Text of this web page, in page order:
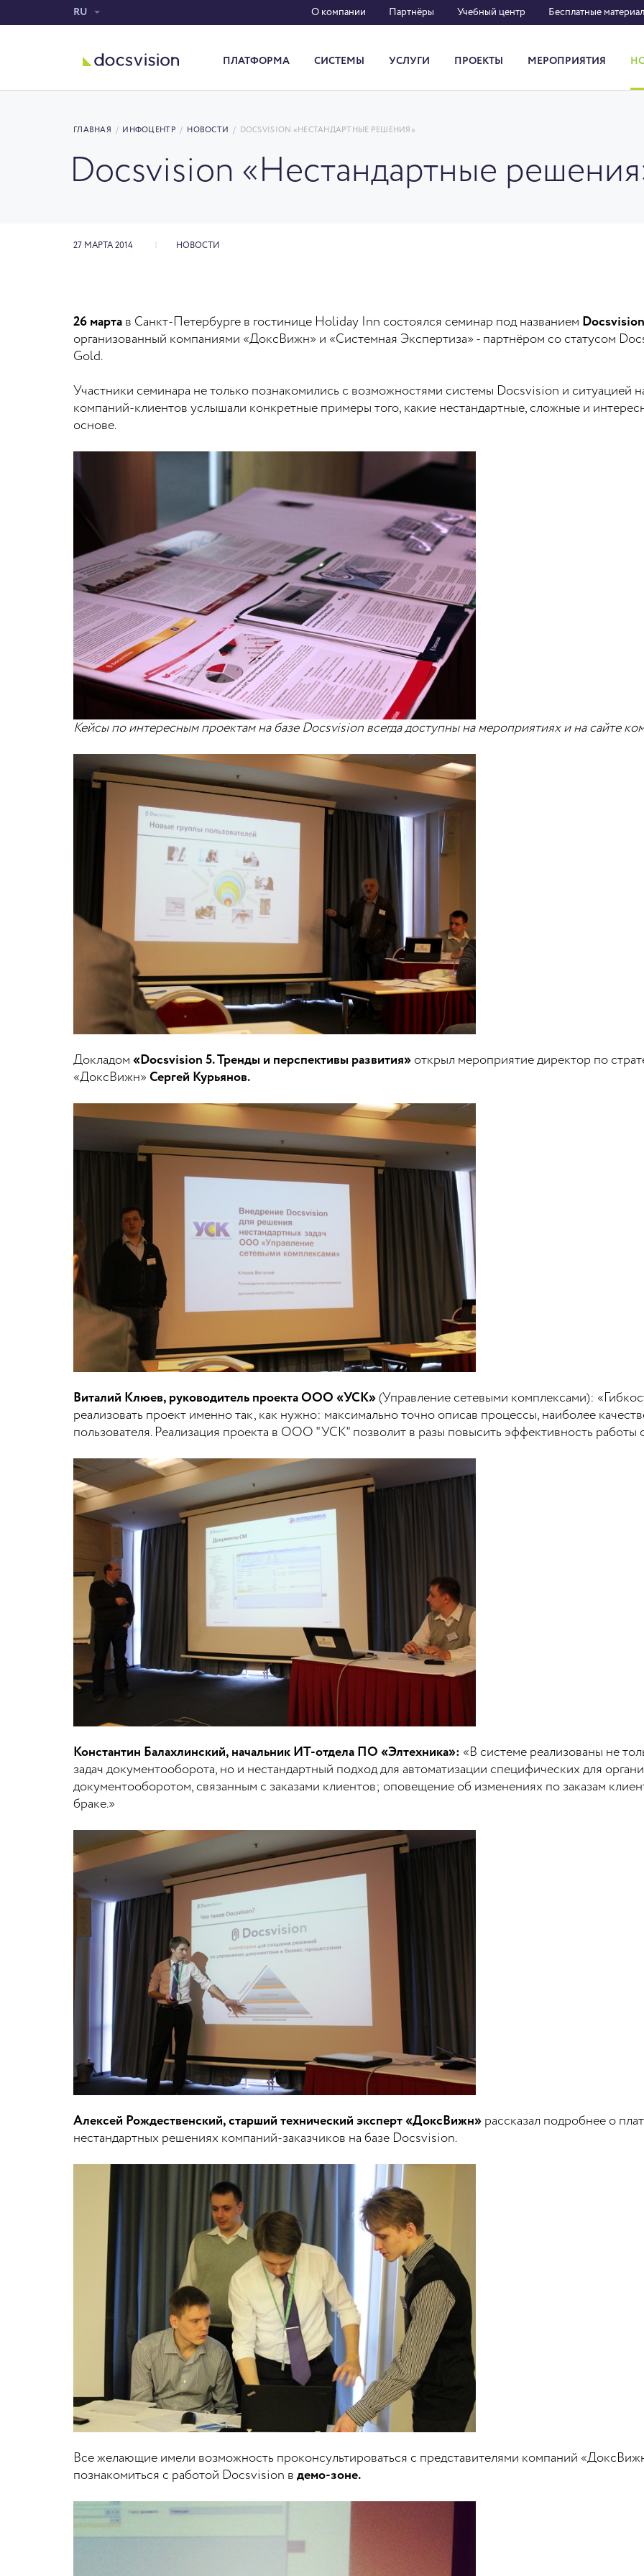
RU О компании Партнёры Учебный центр Бесплатные
ПЛАТФОРМА СИСТЕМЫ УСЛУГИ ПРОЕКТЫ МЕРОПРИЯТИЯ
ГЛАВНАЯ / ИНФОЦЕНТР / НОВОСТИ / DOCSVISION «НЕСТАНДАРТНЫЕ РЕШЕНИЯ»
Docsvision «Нестандартные
27 МАРТА 2014 НОВОСТИ
26 марта в Санкт-Петербурге в гостинице Holiday Inn состоялся семинар под названием
организованный компаниями «ДоксВижн» и «Системная Экспертиза» - партнёром со статусом
Gold.
Участники семинара не только познакомились с возможностями системы Docsvision и ситуацией
компаний-клиентов услышали конкретные примеры того, какие нестандартные, сложные и
основе.
Кейсы по интересным проектам на базе Docsvision всегда доступны на мероприятиях и на сайте
Докладом «Docsvision 5. Тренды и перспективы развития» открыл мероприятие директор по
«ДоксВижн» Сергей Курьянов.
Виталий Клюев, руководитель проекта ООО «УСК» (Управление сетевыми комплексами):
реализовать проект именно так, как нужно: максимально точно описав процессы, наиболее
пользователя. Реализация проекта в ООО "УСК" позволит в разы повысить эффективность работы
Константин Балахлинский, начальник ИТ-отдела ПО «Элтехника»: «В системе реализованы не
задач документооборота, но и нестандартный подход для автоматизации специфических для
документооборотом, связанным с заказами клиентов; оповещение об изменениях по заказам
браке.»
Алексей Рождественский, старший технический эксперт «ДоксВижн» рассказал подробнее о
нестандартных решениях компаний-заказчиков на базе Docsvision.
Все желающие имели возможность проконсультироваться с представителями компаний
познакомиться с работой Docsvision в демо-зоне.